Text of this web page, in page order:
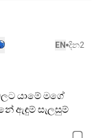
EN දින2
යාමේ මගේ
ඇඳුම් සැලසුම්